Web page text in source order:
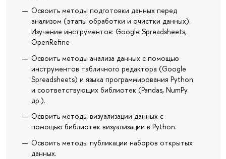
Освоить методы подготовки данных перед
анализом (этапы обработки и очистки данных).
Изучение инструментов: Google Spreadsheets,
OpenRefine
Освоить методы анализа данных с помощью
инструментов табличного редактора (Google
Spreadsheets) и языка программирования Python
и соответствующих библиотек (Pandas, NumPy
др.).
Освоить методы визуализации данных с
помощью библиотек визуализации в Python.
Освоить методы публикации наборов открытых
данных.